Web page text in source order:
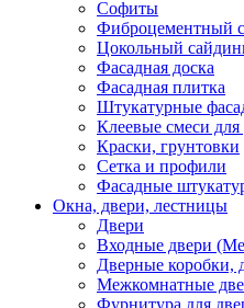
Софиты
Фиброцементный
Цокольный
Фасадная доска
Фасадная плитка
Штукатурные
Клеевые смеси для
Краски, грунтовки
Сетка и профили
Фасадные
Окна, двери, лестницы
Двери
Входные двери
Дверные коробки,
Межкомнатные
Фурнитура для